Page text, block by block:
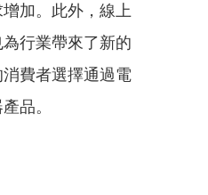
加。此外，線上
行業帶來了新的
費者選擇通過電
品。